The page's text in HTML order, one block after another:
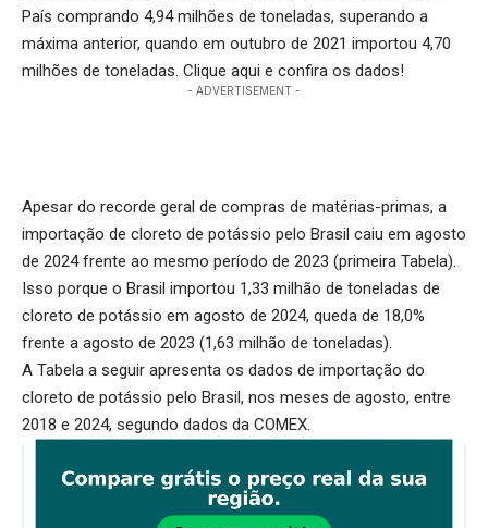
País comprando 4,94 milhões de toneladas, superando a
máxima anterior, quando em outubro de 2021 importou 4,70
milhões de toneladas. Clique aqui e confira os dados!
- ADVERTISEMENT -
Apesar do recorde geral de compras de matérias-primas, a
importação de cloreto de potássio pelo Brasil caiu em agosto
de 2024 frente ao mesmo período de 2023 (primeira Tabela).
Isso porque o Brasil importou 1,33 milhão de toneladas de
cloreto de potássio em agosto de 2024, queda de 18,0%
frente a agosto de 2023 (1,63 milhão de toneladas).
A Tabela a seguir apresenta os dados de importação do
cloreto de potássio pelo Brasil, nos meses de agosto, entre
2018 e 2024, segundo dados da COMEX.